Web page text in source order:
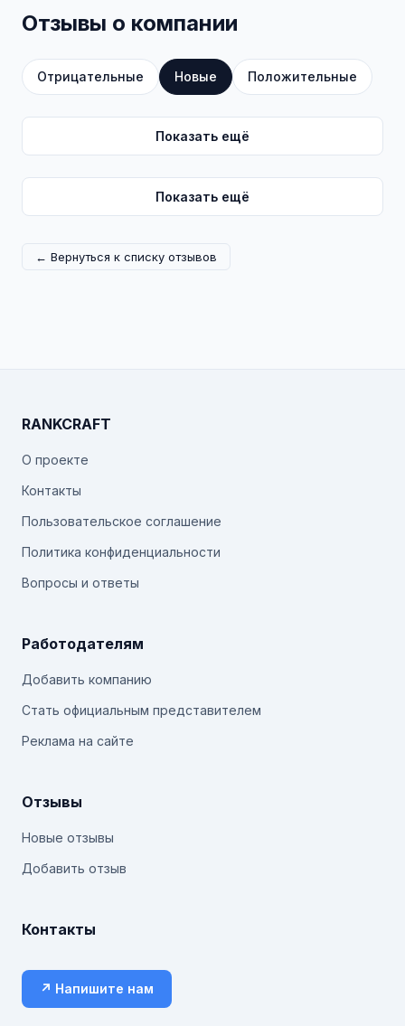
Отзывы о компании
Отрицательные Новые Положительные
Показать ещё
Показать ещё
← Вернуться к списку отзывов
RANKCRAFT
О проекте
Контакты
Пользовательское соглашение
Политика конфиденциальности
Вопросы и ответы
Работодателям
Добавить компанию
Стать официальным представителем
Реклама на сайте
Отзывы
Новые отзывы
Добавить отзыв
Контакты
↗ Напишите нам